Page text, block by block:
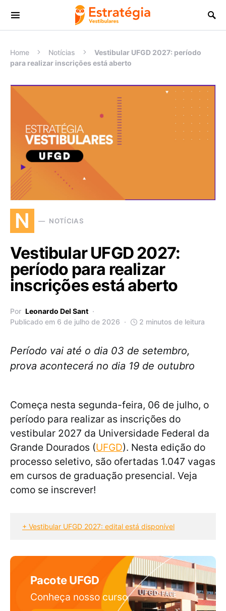
Procurar:
Home Notícias
Vestibular UFGD 2027: período
para realizar inscrições está aberto
N NOTÍCIAS
Vestibular UFGD 2027:
período para realizar
inscrições está aberto
Por Leonardo Del Sant
Publicado em 6 de julho de 2026
2 minutos de leitura
Período vai até o dia 03 de setembro,
prova acontecerá no dia 19 de outubro
Começa nesta segunda-feira, 06 de julho, o
período para realizar as inscrições do
vestibular 2027 da Universidade Federal da
Grande Dourados (UFGD). Nesta edição do
processo seletivo, são ofertadas 1.047 vagas
em cursos de graduação presencial. Veja
como se inscrever!
+ Vestibular UFGD 2027: edital está disponível
Pacote UFGD
Conheça nosso curso